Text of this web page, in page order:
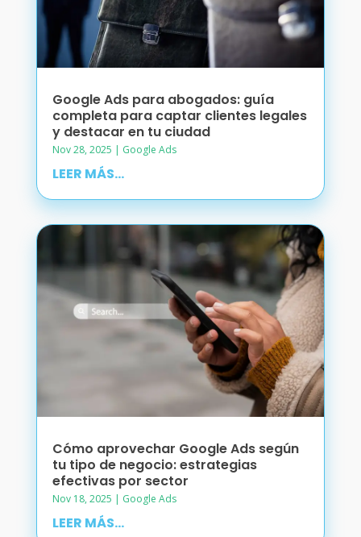
Google Ads para abogados: guía
completa para captar clientes legales
y destacar en tu ciudad
Nov 28, 2025 | Google Ads
LEER MÁS...
Cómo aprovechar Google Ads según
tu tipo de negocio: estrategias
efectivas por sector
Nov 18, 2025 | Google Ads
LEER MÁS...